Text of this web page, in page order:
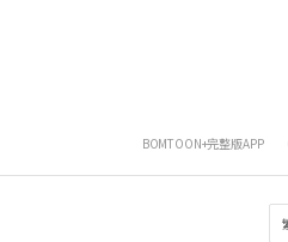
BOMTOON+完整版APP